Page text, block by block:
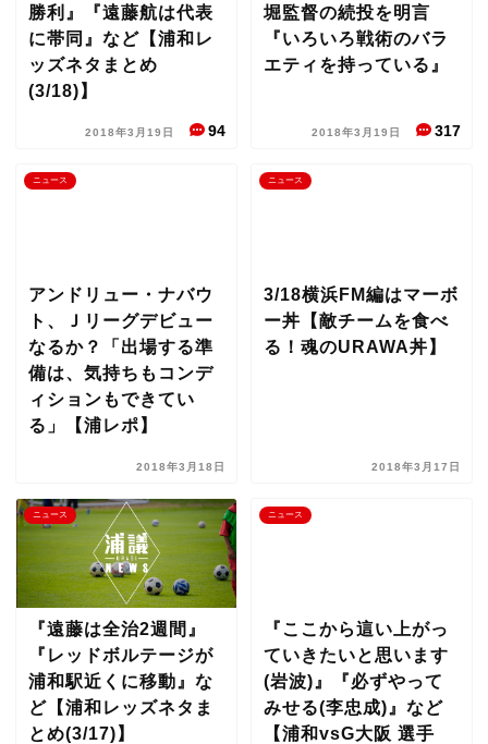
勝利』『遠藤航は代表
に帯同』など【浦和レ
ッズネタまとめ
(3/18)】
2018年3月19日 94
堀監督の続投を明言
『いろいろ戦術のバラ
エティを持っている』
2018年3月19日 317
ニュース
アンドリュー・ナバウ
ト、Ｊリーグデビュー
なるか？「出場する準
備は、気持ちもコンデ
ィションもできてい
る」【浦レポ】
2018年3月18日
ニュース
3/18横浜FM編はマーボ
ー丼【敵チームを食べ
る！魂のURAWA丼】
2018年3月17日
ニュース
『遠藤は全治2週間』
『レッドボルテージが
浦和駅近くに移動』な
ど【浦和レッズネタま
とめ(3/17)】
ニュース
『ここから這い上がっ
ていきたいと思います
(岩波)』『必ずやって
みせる(李忠成)』など
【浦和vsG大阪 選手